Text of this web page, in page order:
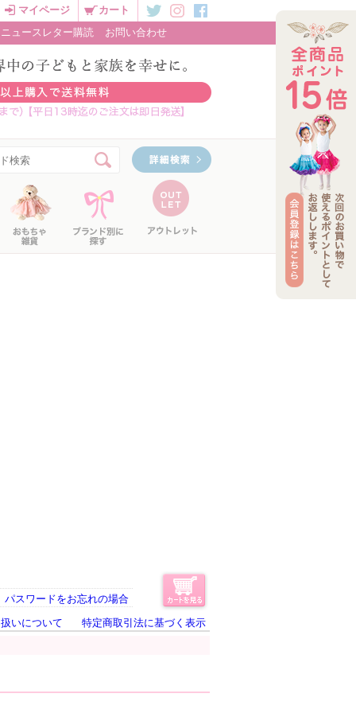
マイページ
カート
ニュースレター購読
お問い合わせ
パスワードをお忘れの場合
いについて
特定商取引法に基づく表示